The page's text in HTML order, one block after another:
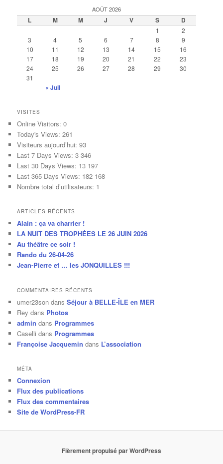
AOÛT 2026
L M M J V S D
1
2
3
4 5 6 7 8
9
10
11 12 13 14 15
16
17
18 19 20 21 22
23
24
25 26 27 28 29
30
31
« Juil
VISITES
Online Visitors:0
Today's Views:261
Visiteurs aujourd’hui:93
Last 7 Days Views:3 346
Last 30 Days Views: 13 197
Last 365 Days Views: 182 168
Nombre total d’utilisateurs: 1
ARTICLES RÉCENTS
Alain : ça va charrier !
LA NUIT DES TROPHÉES LE 26 JUIN 2026
Au théâtre ce soir !
Rando du 26-04-26
Jean-Pierre et … les JONQUILLES !!!
COMMENTAIRES RÉCENTS
umer23son dansSéjour à BELLE-ÎLE en MER
Rey dans Photos
admin dans Programmes
Caselli dans Programmes
Françoise Jacquemin dans L’association
MÉTA
Connexion
Flux des publications
Flux des commentaires
Site de WordPress-FR
Fièrement propulsé par WordPress